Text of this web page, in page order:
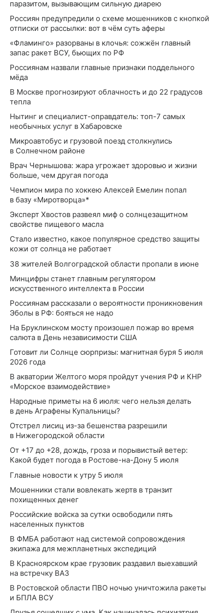
паразитом, вызывающим сильную диарею
Россиян предупредили о схеме мошенников с кнопкой
отписки от рассылки: вот в чём суть аферы
«Фламинго» разорваны в клочья: сожжён главный
запас ракет ВСУ, бьющих по РФ
Россиянам назвали главные признаки поддельного
мёда
В Москве прогнозируют облачность и до 22 градусов
тепла
Нытинг и специалист-оправдатель: топ-7 самых
необычных услуг в Хабаровске
Микроавтобус и грузовой поезд столкнулись
в Солнечном районе
Врач Чернышова: жара угрожает здоровью и жизни
больше, чем другая погода
Чемпион мира по хоккею Алексей Емелин попал
в базу «Миротворца»*
Эксперт Хвостов развеял миф о солнцезащитном
свойстве пищевого масла
Стало известно, какое популярное средство защиты
кожи от солнца не работает
38 жителей Волгоградской области пропали в июне
Минцифры станет главным регулятором
искусственного интеллекта в России
Россиянам рассказали о вероятности проникновения
Эболы в РФ: бояться не надо
На Бруклинском мосту произошел пожар во время
салюта в День независимости США
Готовит ли Солнце сюрпризы: магнитная буря 5 июля
2026 года
В акватории Желтого моря пройдут учения РФ и КНР
«Морское взаимодействие»
Народные приметы на 6 июля: чего нельзя делать
в день Аграфены Купальницы?
Отстрел лисиц из-за бешенства разрешили
в Нижегородской области
От +17 до +28, дождь, гроза и порывистый ветер:
Какой будет погода в Ростове-на-Дону 5 июля
Главные новости к утру 5 июля
Мошенники стали вовлекать жертв в транзит
похищенных денег
Российские войска за сутки освободили пять
населенных пунктов
В ФМБА работают над системой сопровождения
экипажа для межпланетных экспедиций
В Красноярском крае грузовик раздавил выехавший
на встречку ВАЗ
В Ростовской области ПВО ночью уничтожила ракеты
и БПЛА ВСУ